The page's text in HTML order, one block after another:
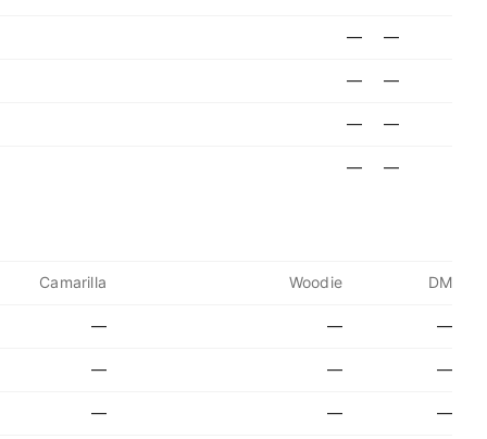
— —
— —
— —
— —
Camarilla Woodie DM
— — —
— — —
— — —